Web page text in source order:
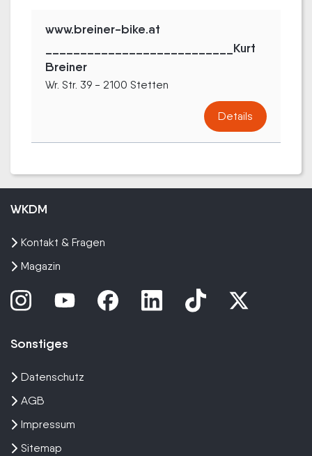
www.breiner-bike.at
___________________________Kurt
Breiner
Wr. Str. 39 - 2100 Stetten
Details
WKDM
Kontakt & Fragen
Magazin
Sonstiges
Datenschutz
AGB
Impressum
Sitemap